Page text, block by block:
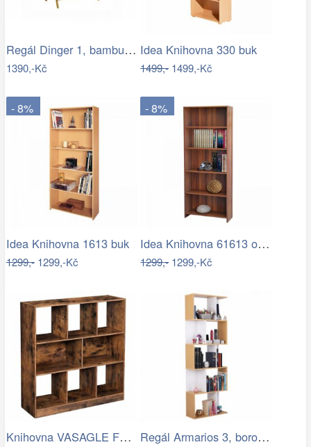
Regál Dinger 1, bambus + dárek
1390,-Kč
Idea Knihovna 330 buk
1499,-1499,-Kč
- 8%
Idea Knihovna 1613 buk
1299,-1299,-Kč
- 8%
Idea Knihovna 61613 ořech
1299,-1299,-Kč
Knihovna VASAGLE Feliatta hnědá/černá Regál Armarios 3, borovice / bílá